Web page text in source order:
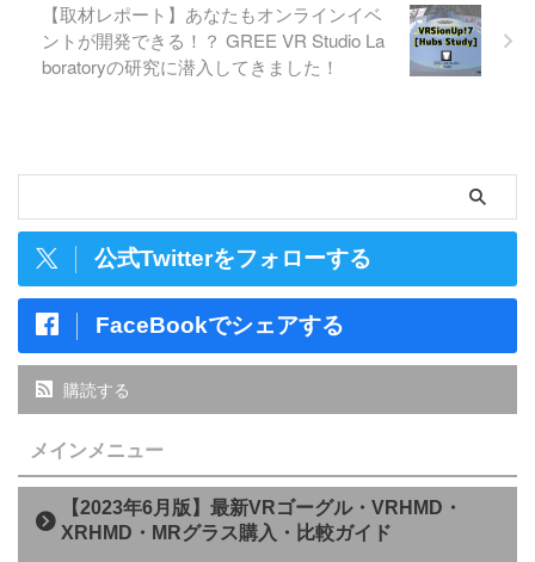
【取材レポート】あなたもオンラインイベ
ントが開発できる！？ GREE VR Studio La
boratoryの研究に潜入してきました！
公式Twitterをフォローする
FaceBookでシェアする
購読する
メインメニュー
【2023年6月版】最新VRゴーグル・VRHMD・
XRHMD・MRグラス購入・比較ガイド